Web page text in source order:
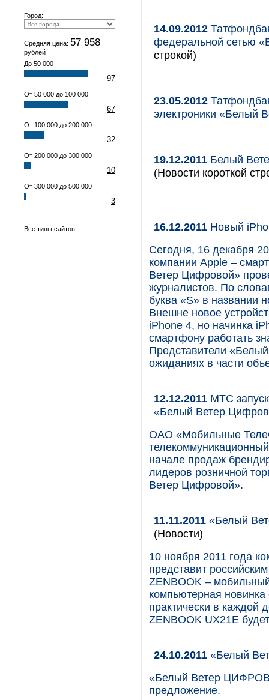
Город:
Средняя цена: 57 958
рублей
До 50 000
97
От 50 000 до 100 000
67
От 100 000 до 200 000
32
От 200 000 до 300 000
10
От 300 000 до 500 000
3
Все типы сайтов
14.09.2012
федеральной сетью
строкой)
23.05.2012
электроники
19.12.2011 Белый
(Новости короткой
16.12.2011 Новый
Сегодня, 16 декабря
компании Apple –
Ветер Цифровой»
журналистов. По
буква «S» в названии
Внешне новое
iPhone 4, но начинка
смартфону работать
Представители
ожиданиях в части
12.12.2011 МТС
«Белый Ветер
ОАО «Мобильные
начале продаж
лидеров розничной
Ветер Цифровой».
11.11.2011 «Белый
(Новости)
10 ноября 2011 года
представит
ZENBOOK –
компьютерная
практически в каждой
ZENBOOK UX21E
24.10.2011 «Белый
«Белый Ветер
предложение.